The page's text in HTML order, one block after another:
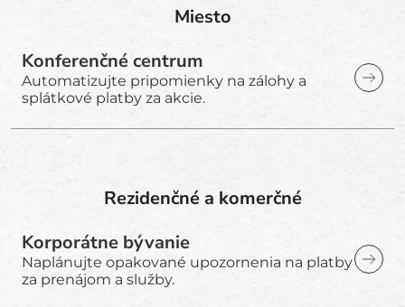
Miesto
Konferenčné centrum
Automatizujte pripomienky na zálohy a
splátkové platby za akcie.
Rezidenčné a komerčné
Korporátne bývanie
Naplánujte opakované upozornenia na platby
za prenájom a služby.